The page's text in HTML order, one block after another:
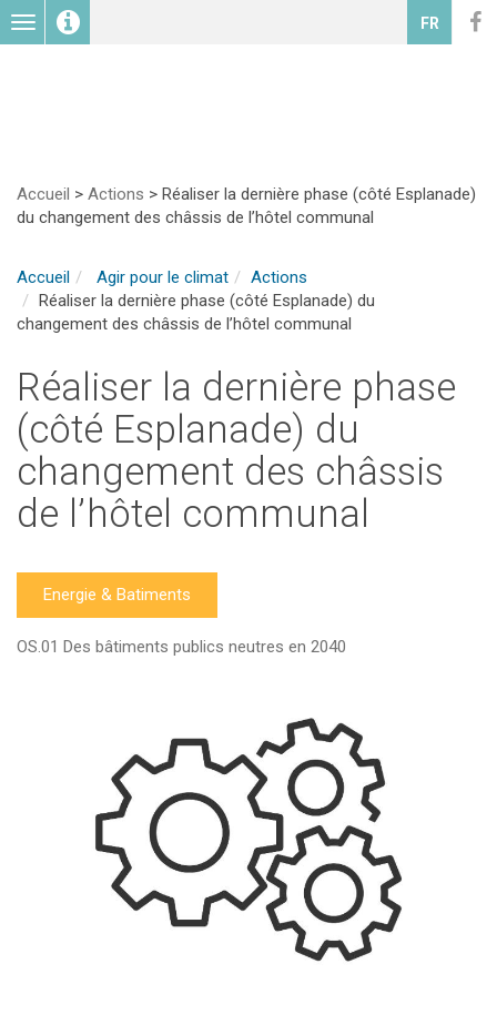
Toggle
navigation
FR
Accueil > Actions > Réaliser la dernière phase (côté Esplanade)
du changement des châssis de l’hôtel communal
Accueil Agir pour le climat
Actions
Réaliser la dernière phase (côté Esplanade) du
changement des châssis de l’hôtel communal
Réaliser la dernière phase
(côté Esplanade) du
changement des châssis
de l’hôtel communal
Energie & Batiments
OS.01 Des bâtiments publics neutres en 2040